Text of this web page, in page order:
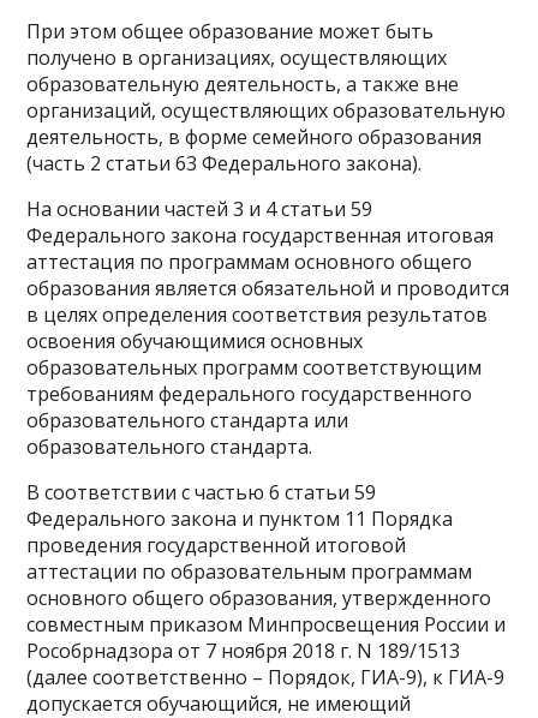
При этом общее образование может быть
получено в организациях, осуществляющих
образовательную деятельность, а также вне
организаций, осуществляющих образовательную
деятельность, в форме семейного образования
(часть 2 статьи 63 Федерального закона).
На основании частей 3 и 4 статьи 59
Федерального закона государственная итоговая
аттестация по программам основного общего
образования является обязательной и проводится
в целях определения соответствия результатов
освоения обучающимися основных
образовательных программ соответствующим
требованиям федерального государственного
образовательного стандарта или
образовательного стандарта.
В соответствии с частью 6 статьи 59
Федерального закона и пунктом 11 Порядка
проведения государственной итоговой
аттестации по образовательным программам
основного общего образования, утвержденного
совместным приказом Минпросвещения России и
Рособрнадзора от 7 ноября 2018 г. N 189/1513
(далее соответственно – Порядок, ГИА-9), к ГИА-9
допускается обучающийся, не имеющий